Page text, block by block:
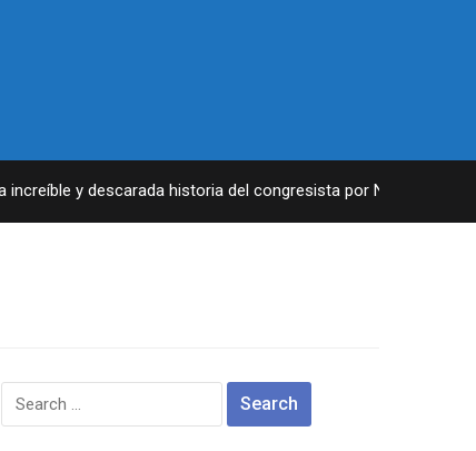
y descarada historia del congresista por NY George
Search
for: